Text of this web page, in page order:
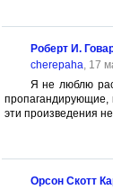
Роберт И.
cherepaha, 17
Я не люблю
пропагандирующие,
эти произведения
Орсон Скотт